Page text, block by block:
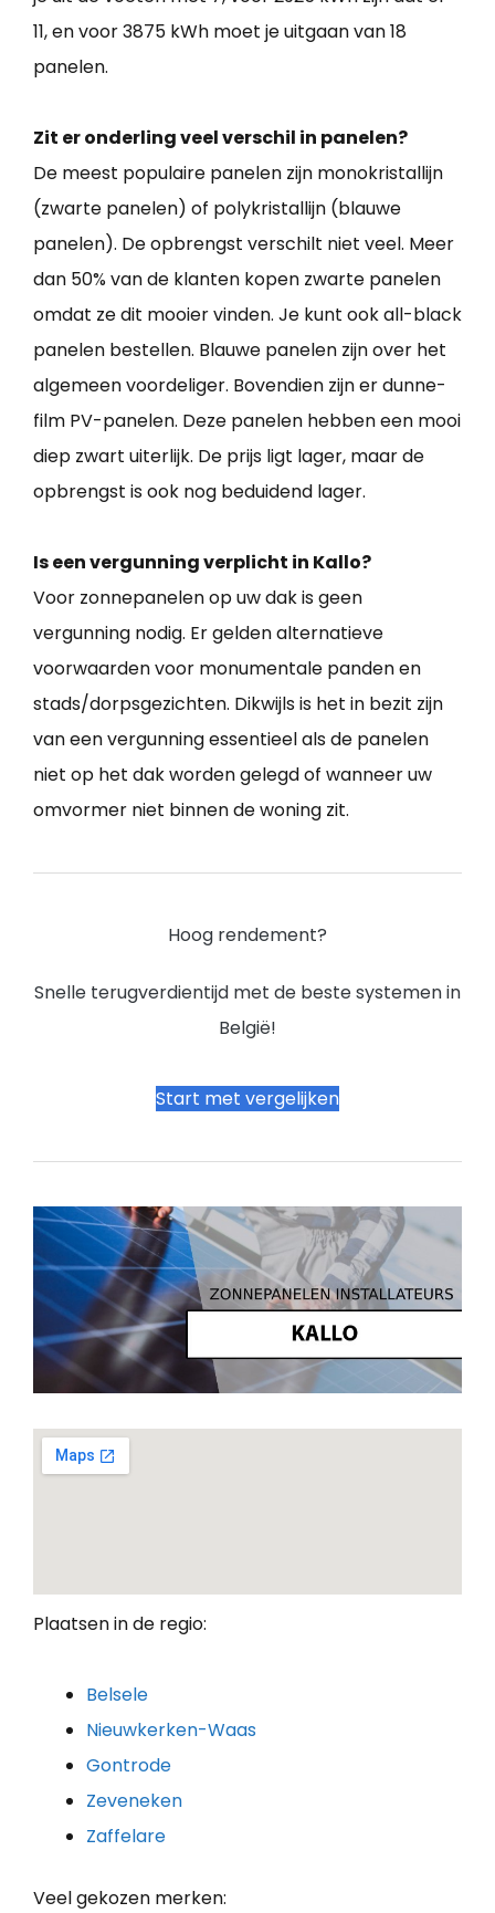
11, en voor 3875 kWh moet je uitgaan van 18
panelen.
Zit er onderling veel verschil in panelen?
De meest populaire panelen zijn monokristallijn
(zwarte panelen) of polykristallijn (blauwe
panelen). De opbrengst verschilt niet veel. Meer
dan 50% van de klanten kopen zwarte panelen
omdat ze dit mooier vinden. Je kunt ook all-black
panelen bestellen. Blauwe panelen zijn over het
algemeen voordeliger. Bovendien zijn er dunne-
film PV-panelen. Deze panelen hebben een mooi
diep zwart uiterlijk. De prijs ligt lager, maar de
opbrengst is ook nog beduidend lager.
Is een vergunning verplicht in Kallo?
Voor zonnepanelen op uw dak is geen
vergunning nodig. Er gelden alternatieve
voorwaarden voor monumentale panden en
stads/dorpsgezichten. Dikwijls is het in bezit zijn
van een vergunning essentieel als de panelen
niet op het dak worden gelegd of wanneer uw
omvormer niet binnen de woning zit.
Hoog rendement?
Snelle terugverdientijd met de beste systemen in
België!
Start met vergelijken
Plaatsen in de regio:
Belsele
Nieuwkerken-Waas
Gontrode
Zeveneken
Zaffelare
Veel gekozen merken: